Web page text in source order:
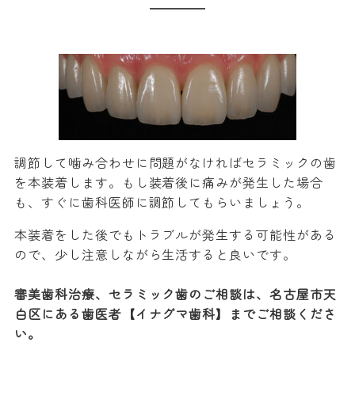
調節して噛み合わせに問題がなければセラミックの歯
を本装着します。もし装着後に痛みが発生した場合
も、すぐに歯科医師に調節してもらいましょう。
本装着をした後でもトラブルが発生する可能性がある
ので、少し注意しながら生活すると良いです。
審美歯科治療、セラミック歯のご相談は、名古屋市天
白区にある歯医者【イナグマ歯科】までご相談くださ
い。